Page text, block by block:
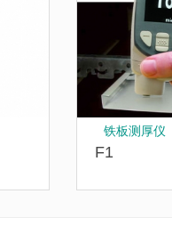
铁板测厚仪
F1